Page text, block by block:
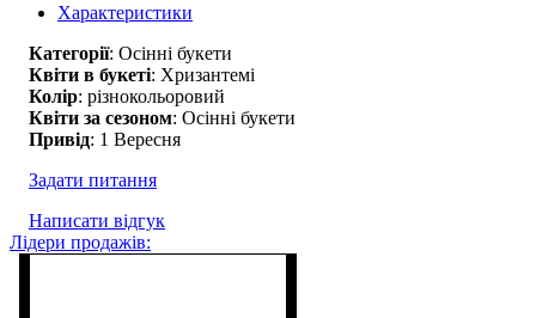
Характеристики
Категорії: Осінні букети
Квіти в букеті: Хризантемі
Колір: різнокольоровий
Квіти за сезоном: Осінні букети
Привід: 1 Вересня
Задати питання
Написати відгук
Лідери продажів: